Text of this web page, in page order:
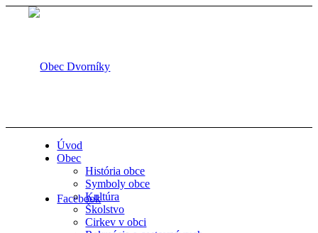
Facebook
Úvod
Obec
História obce
Symboly obce
Kultúra
Školstvo
Cirkev v obci